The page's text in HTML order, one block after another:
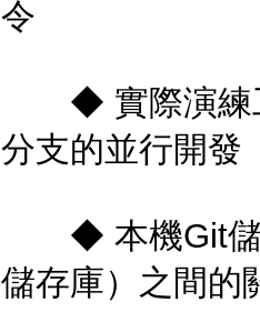
令
◆ 實際演練工
分支的並行開發
◆ 本機Git儲
儲存庫）之間的